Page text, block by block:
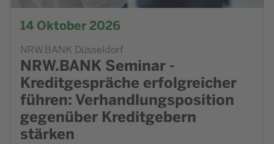
14 Oktober 2026
NRW.BANK Düsseldorf
NRW.BANK Seminar -
Kreditgespräche erfolgreicher
führen: Verhandlungsposition
gegenüber Kreditgebern
stärken